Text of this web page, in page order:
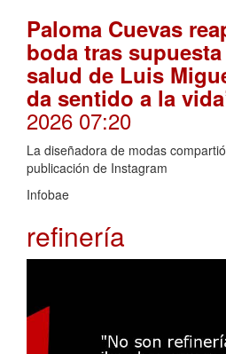
Paloma Cuevas
boda tras
salud de Luis
da sentido a la
2026 07:20
La diseñadora de modas
publicación de Instagram
Infobae
refinería